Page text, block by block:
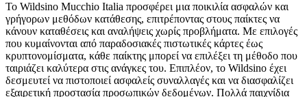
Το Wildsino Mucchio Italia προσφέρει μια ποικιλία ασφαλών και
γρήγορων μεθόδων κατάθεσης, επιτρέποντας στους παίκτες να
κάνουν καταθέσεις και αναλήψεις χωρίς προβλήματα. Με επιλογές
που κυμαίνονται από παραδοσιακές πιστωτικές κάρτες έως
κρυπτονομίσματα, κάθε παίκτης μπορεί να επιλέξει τη μέθοδο που
ταιριάζει καλύτερα στις ανάγκες του. Επιπλέον, το Wildsino έχει
δεσμευτεί να πιστοποιεί ασφαλείς συναλλαγές και να διασφαλίζει
εξαιρετική προστασία προσωπικών δεδομένων. Πολλά παιχνίδια